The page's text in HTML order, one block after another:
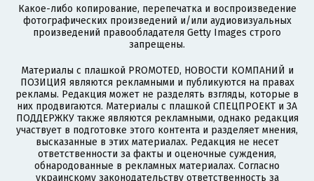
Какое-либо копирование, перепечатка и воспроизведение
фотографических произведений и/или аудиовизуальных
произведений правообладателя Getty Images строго
запрещены.
Материалы с плашкой PROMOTED, НОВОСТИ КОМПАНИЙ и
ПОЗИЦИЯ являются рекламными и публикуются на правах
рекламы. Редакция может не разделять взгляды, которые в
них продвигаются. Материалы с плашкой СПЕЦПРОЕКТ и ЗА
ПОДДЕРЖКУ также являются рекламными, однако редакция
участвует в подготовке этого контента и разделяет мнения,
высказанные в этих материалах. Редакция не несет
ответственности за факты и оценочные суждения,
обнародованные в рекламных материалах. Согласно
украинскому законодательству ответственность за